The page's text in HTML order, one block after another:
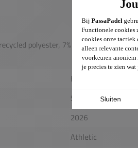
polyester, 7% elastaan
Heren
Short Sleeve
2026
Athletic